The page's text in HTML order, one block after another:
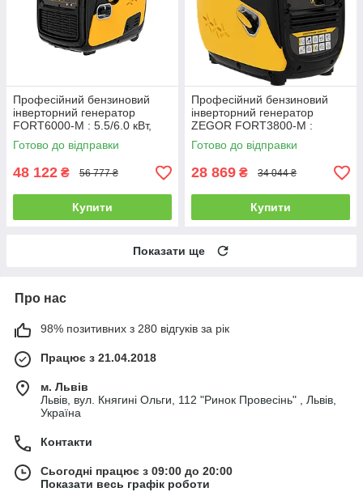
Професійний бензиновий
інверторний генератор
FORT6000-M : 5.5/6.0 кВт,
МІДНА обмотка
Готово до відправки
48 122 ₴ 56 777 ₴
Купити
Професійний бензиновий
інверторний генератор
ZEGOR FORT3800-M :
3.5/3.8 кВт, МІДНА обмотка
Готово до відправки
28 869 ₴ 34 044 ₴
Купити
Показати ще
Про нас
98% позитивних з 280 відгуків за рік
Працює з 21.04.2018
м. Львів
Львів, вул. Княгині Ольги, 112 "Ринок Провесінь" , Львів,
Україна
Контакти
Сьогодні працює з 09:00 до 20:00
Показати весь графік роботи